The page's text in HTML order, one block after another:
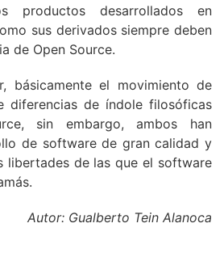
productos desarrollados en
sus derivados siempre deben
de Open Source.
básicamente el movimiento de
diferencias de índole filosóficas
sin embargo, ambos han
de software de gran calidad y
libertades de las que el software
Autor: Gualberto Tein Alanoca